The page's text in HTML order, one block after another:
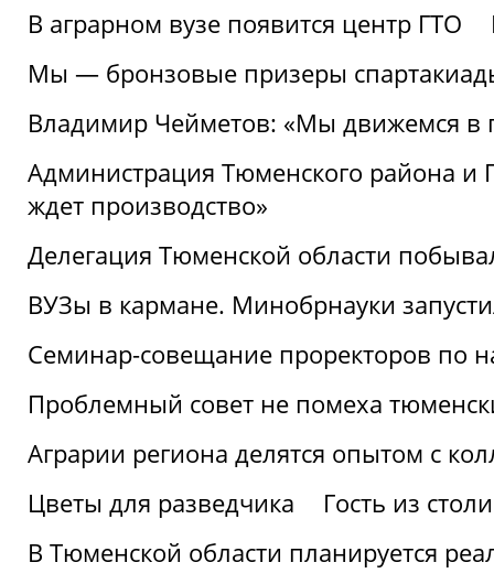
В аграрном вузе появится центр ГТО
Мы — бронзовые призеры
Владимир Чейметов: «Мы движемся в
Администрация Тюменского района и
ждет производство»
Делегация Тюменской области
ВУЗы в кармане. Минобрнауки
Семинар-совещание проректоров по
Проблемный совет не помеха
Аграрии региона делятся опытом с
Цветы для разведчика
Гость из
В Тюменской области планируется